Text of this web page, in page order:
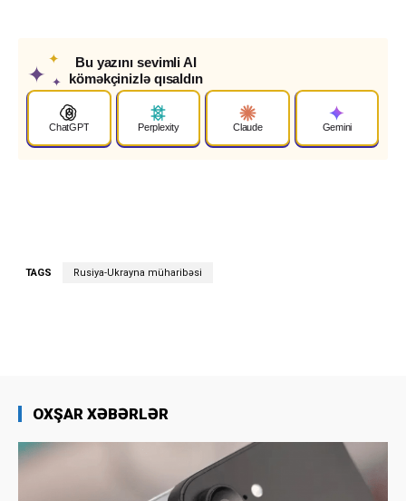
✦
✦
✦
Bu yazını sevimli AI
köməkçinizlə qısaldın
ChatGPT Perplexity Claude Gemini
TAGS Rusiya-Ukrayna müharibəsi
OXŞAR XƏBƏRLƏR